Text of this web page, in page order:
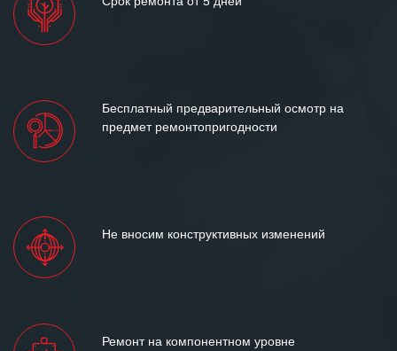
Бесплатный предварительный осмотр на
предмет ремонтопригодности
Не вносим конструктивных изменений
Ремонт на компонентном уровне